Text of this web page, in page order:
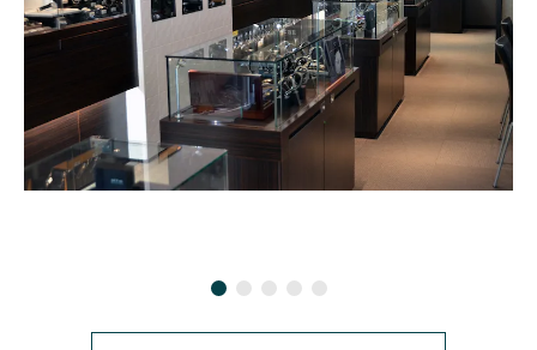
ALAIN SILBERSTEIN
アラン・シルベスタイン
CITIZEN
シチズン
BREITLING
ブライトリング
BRUNO SOHNLE Glash
utte
ブルーノ・ゾンレー・ グ
ラスヒュッテ
BULOVA
ブローバ
BVLGARI
ブルガリ